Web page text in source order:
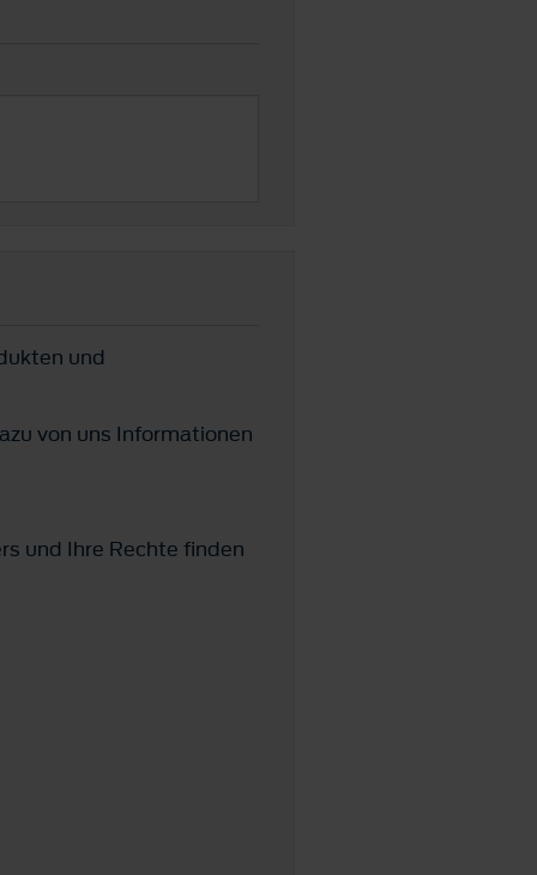
und
von uns Informationen
und Ihre Rechte finden